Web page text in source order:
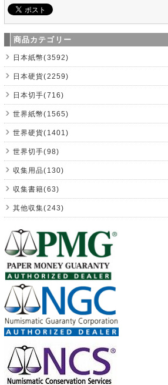
商品カテゴリー
日本紙幣(3592)
日本硬貨(2259)
日本切手(716)
世界紙幣(1565)
世界硬貨(1401)
世界切手(98)
収集用品(130)
収集書籍(63)
其他収集(243)